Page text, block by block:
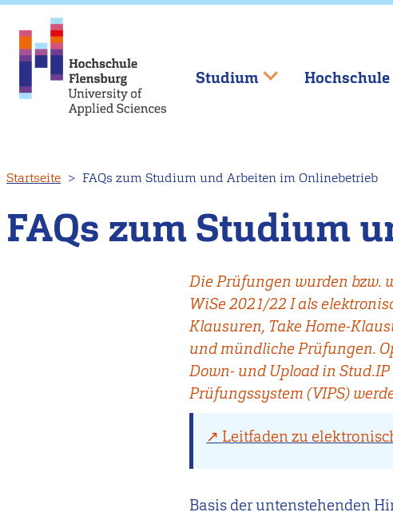
zum
Inhalt
Studium Hochschule
Startseite FAQs zum Studium und Arbeiten im Onlinebetrieb
FAQs zum Studium
Die Prüfungen wurden bzw.
WiSe 2021/22 I als
Klausuren, Take Home-
und mündliche Prüfungen.
Down- und Upload in
Prüfungssystem (VIPS)
Leitfaden zu
Basis der untenstehenden